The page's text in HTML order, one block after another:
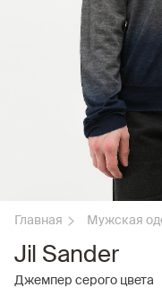
Главная Мужская
Jil Sander
Джемпер серого цвета